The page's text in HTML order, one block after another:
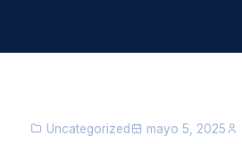
Uncategorized mayo 5, 2025